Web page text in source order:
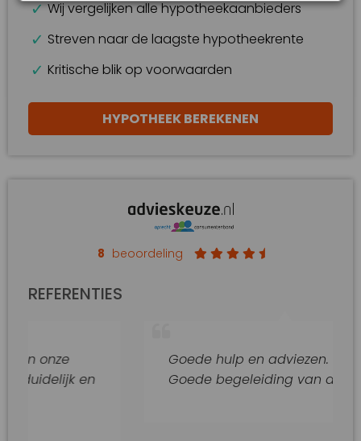
Wij vergelijken alle hypotheekaanbieders
Streven naar de laagste hypotheekrente
Kritische blik op voorwaarden
HYPOTHEEK BEREKENEN
8 beoordeling
REFERENTIES
en
Goede hulp en adviezen.
Goede begeleiding van dit kantoor